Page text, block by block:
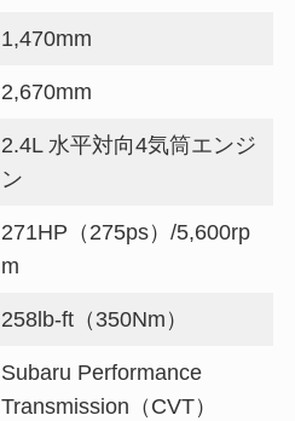
1,470mm
2,670mm
2.4L 水平対向4気筒エンジ
ン
271HP（275ps）/5,600rp
m
258lb-ft（350Nm）
Subaru Performance
Transmission（CVT）